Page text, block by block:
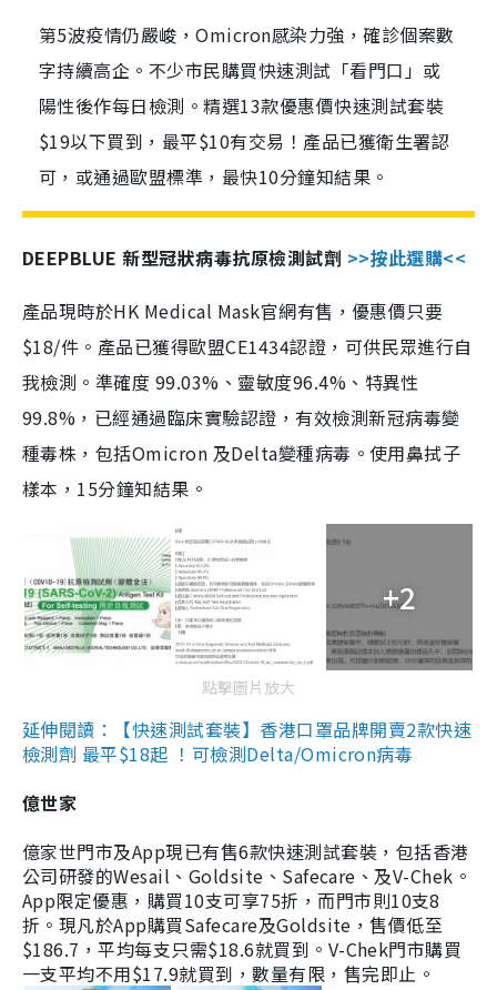
第5波疫情仍嚴峻，Omicron感染力強，確診個案數
字持續高企。不少市民購買快速測試「看門口」或
陽性後作每日檢測。精選13款優惠價快速測試套裝
$19以下買到，最平$10有交易！產品已獲衛生署認
可，或通過歐盟標準，最快10分鐘知結果。
DEEPBLUE 新型冠狀病毒抗原檢測試劑 >>按此選購<<
產品現時於HK Medical Mask官網有售，優惠價只要
$18/件。產品已獲得歐盟CE1434認證，可供民眾進行自
我檢測。準確度 99.03%、靈敏度96.4%、特異性
99.8%，已經通過臨床實驗認證，有效檢測新冠病毒變
種毒株，包括Omicron 及Delta變種病毒。使用鼻拭子
樣本，15分鐘知結果。
+2
點擊圖片放大
延伸閱讀：【快速測試套裝】香港口罩品牌開賣2款快速
檢測劑 最平$18起 ！可檢測Delta/Omicron病毒
億世家
億家世門市及App現已有售6款快速測試套裝，包括香港
公司研發的Wesail、Goldsite、Safecare、及V-Chek。
App限定優惠，購買10支可享75折，而門市則10支8
折。現凡於App購買Safecare及Goldsite，售價低至
$186.7，平均每支只需$18.6就買到。V-Chek門市購買
一支平均不用$17.9就買到，數量有限，售完即止。